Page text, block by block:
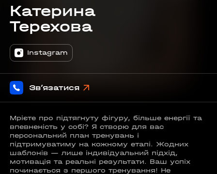
Катерина
Терехова
Instagram
Зв’язатися
Мрієте про підтягнуту фігуру, більше енергії та
впевненість у собі? Я створю для вас
персональний план тренувань і
підтримуватиму на кожному етапі. Жодних
шаблонів — лише індивідуальний підхід,
мотивація та реальні результати. Ваш успіх
починається з першого тренування! Не